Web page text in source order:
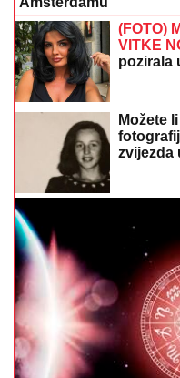
(FOTO)
VITKE
pozirala
Možete
zvijezda